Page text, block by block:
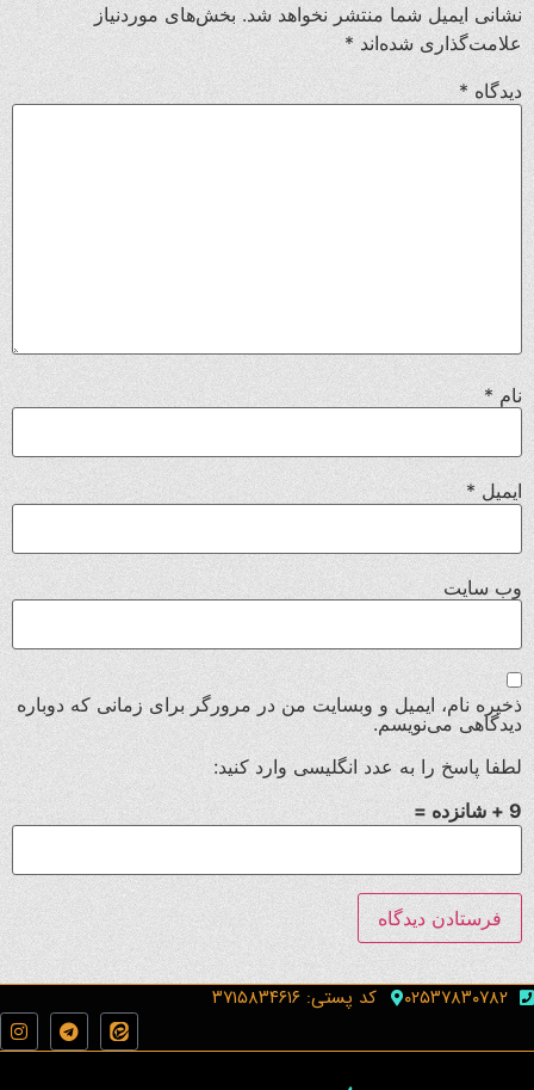
نشانی ایمیل شما منتشر نخواهد شد. بخش‌های موردنیاز
علامت‌گذاری شده‌اند *
دیدگاه *
نام*
ایمیل *
وب‌ سایت
ذخیره نام، ایمیل و وبسایت من در مرورگر برای زمانی که دوباره
دیدگاهی می‌نویسم.
لطفا پاسخ را به عدد انگلیسی وارد کنید:
9 + شانزده =
۰۲۵۳۷۸۳۰۷۸۲ کد پستی: ۳۷۱۵۸۳۴۶۱۶